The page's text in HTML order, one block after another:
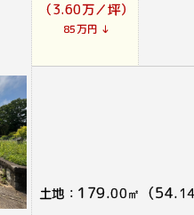
（3.60万／坪）
85万円 ↓
土地： 179.00㎡ （54.